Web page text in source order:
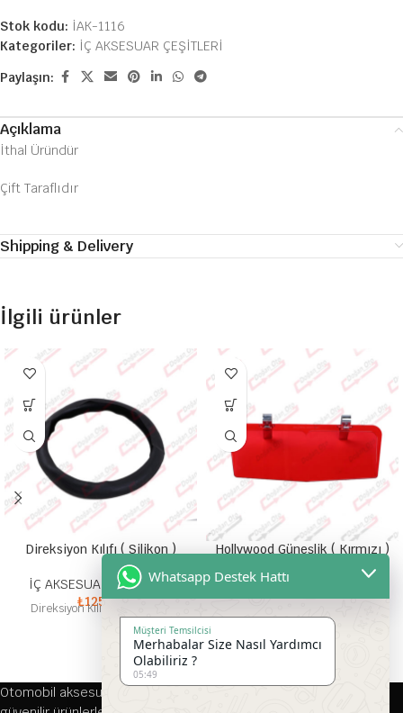
Stok kodu: İAK-1116
Kategoriler: İÇ AKSESUAR ÇEŞİTLERİ
Paylaşın:
Açıklama
İthal Üründür
Çift Taraflıdır
Shipping & Delivery
İlgili ürünler
Direksiyon Kılıfı ( Silikon )
İÇ AKSESUAR ÇEŞİTLERİ
₺125,00
Direksiyon Kılıfl İnce Silikon
Hollywood Güneşlik ( Kırmızı )
İÇ AKSESUAR ÇEŞİTLERİ
₺250,00
Orijinal Güneşlik
Otomobil aksesuarları alanında 1976 yılından bu yana kaliteli ve
Whatsapp Destek Hattı
Müşteri Temsilcisi
Merhabalar Size Nasıl Yardımcı
Olabiliriz ?
05:49